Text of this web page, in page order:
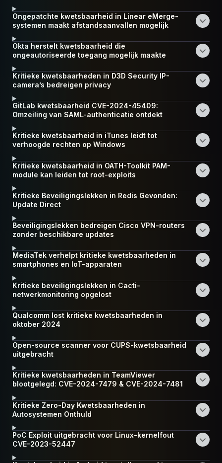
Ongepatchte kwetsbaarheid in Linear eMerge-
systemen maakt afstandsaanvallen mogelijk
Okta herstelt kwetsbaarheid die
ongeautoriseerde toegang mogelijk maakte
Kritieke kwetsbaarheden in D3D Security IP-
camera’s bedreigen privacy
GitLab kwetsbaarheid CVE-2024-45409:
Omzeiling van SAML-authenticatie ontdekt
Kritieke kwetsbaarheid in iTunes leidt tot
verhoogde rechten op Windows
Kritieke kwetsbaarheid in OATH-Toolkit PAM-
module kan leiden tot root-exploits
Kritieke Beveiligingslekken in Redis Gevonden:
Update Direct
Beveiligingslekken bedreigen Cisco VPN-routers
zonder beschikbare updates
MediaTek verhelpt kritieke kwetsbaarheden in
smartphones en IoT-apparaten
Kritieke beveiligingslekken in Cacti-
netwerkmonitoring opgelost
Qualcomm lost kritieke kwetsbaarheden in
oktober 2024
Open-source scanner voor CUPS-kwetsbaarheid
uitgebracht
Kritieke kwetsbaarheden in TeamViewer
blootgelegd: CVE-2024-7479 & CVE-2024-7481
Kritieke Zero-Day Kwetsbaarheden in
Autosystemen Onthuld
PoC Exploit uitgebracht voor Linux-kernelfout
CVE-2023-52447